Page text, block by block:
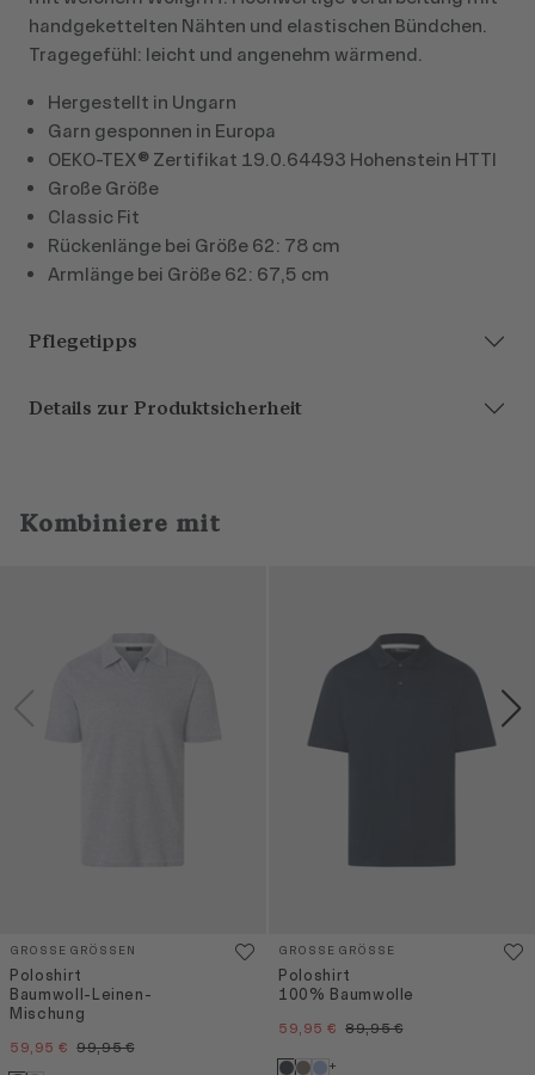
handgekettelten Nähten und elastischen Bündchen.
Tragegefühl: leicht und angenehm wärmend.
Hergestellt in Ungarn
Garn gesponnen in Europa
OEKO-TEX® Zertifikat 19.0.64493 Hohenstein HTTI
Große Größe
Classic Fit
Rückenlänge bei Größe 62: 78 cm
Armlänge bei Größe 62: 67,5 cm
Pflegetipps
Details zur Produktsicherheit
Kombiniere mit
GROSSE GRÖSSEN
Poloshirt
Baumwoll-Leinen-
Mischung
59,95 € 99,95 €
GROSSE GRÖSSE
Poloshirt
100% Baumwolle
59,95 € 89,95 €
+